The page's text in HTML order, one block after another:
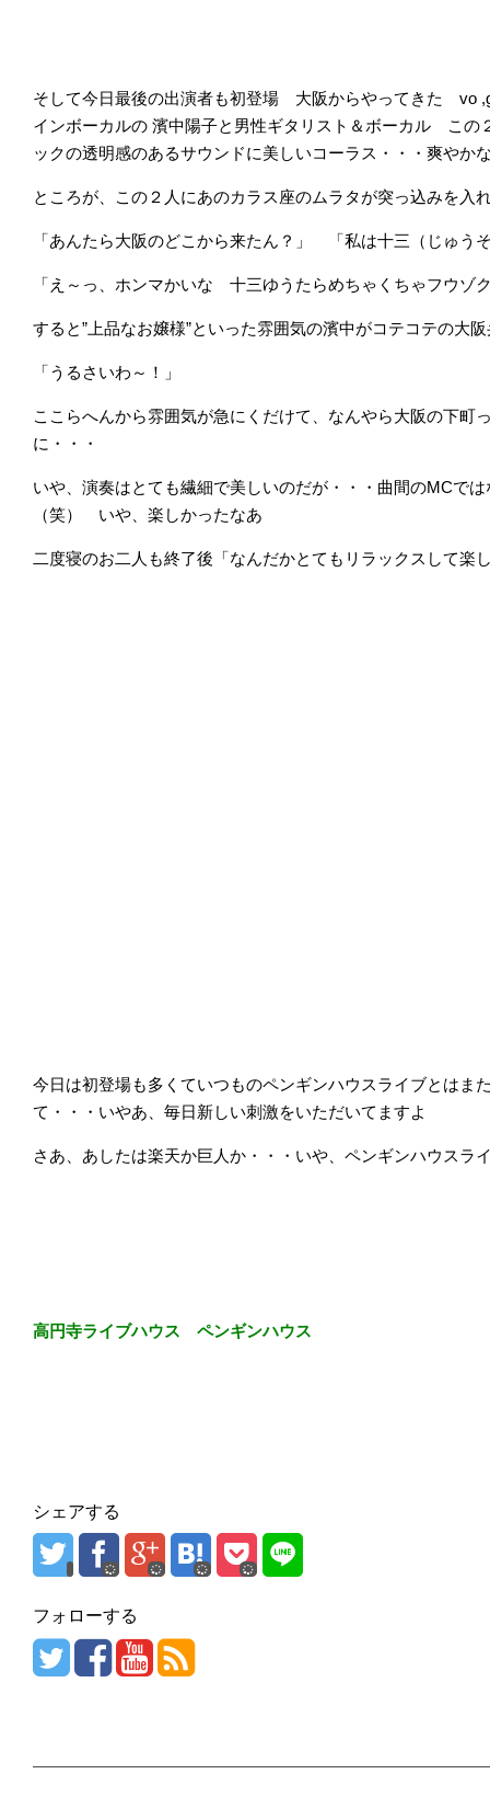
そして今日最後の出演者も初登場 大阪からやってきた vo
インボーカルの 濱中陽子と男性ギタリスト＆ボーカル この
ックの透明感のあるサウンドに美しいコーラス・・・爽やか
ところが、この２人にあのカラス座のムラタが突っ込みを入
「あんたら大阪のどこから来たん？」 「私は十三（じゅう
「え～っ、ホンマかいな 十三ゆうたらめちゃくちゃフウゾ
すると”上品なお嬢様”といった雰囲気の濱中がコテコテの大
「うるさいわ～！」
ここらへんから雰囲気が急にくだけて、なんやら大阪の下町
に・・・
いや、演奏はとても繊細で美しいのだが・・・曲間のMCで
（笑） いや、楽しかったなあ
二度寝のお二人も終了後「なんだかとてもリラックスして楽
今日は初登場も多くていつものペンギンハウスライブとはま
て・・・いやあ、毎日新しい刺激をいただいてますよ
さあ、あしたは楽天か巨人か・・・いや、ペンギンハウスラ
高円寺ライブハウス ペンギンハウス
シェアする
フォローする